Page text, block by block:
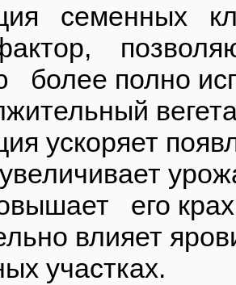
семенных
более полно
ускоряет
его
влияет
участках.